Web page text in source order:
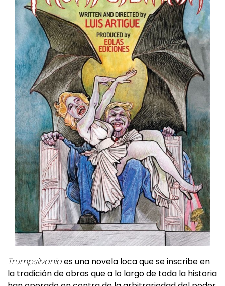
Trumpsilvaniaes una novela loca que se inscribe en